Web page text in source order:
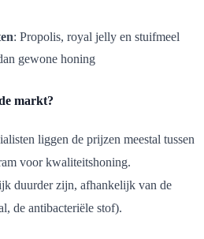
: Propolis, royal jelly en stuifmeel
gewone honing
markt?
liggen de prijzen meestal tussen
voor kwaliteitshoning.
duurder zijn, afhankelijk van de
de antibacteriële stof).